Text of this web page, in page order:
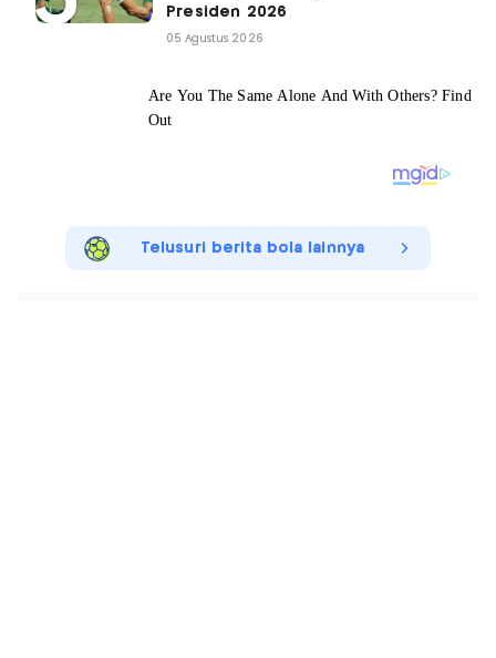
Presiden 2026
05 Agustus 2026
Telusuri berita bola lainnya